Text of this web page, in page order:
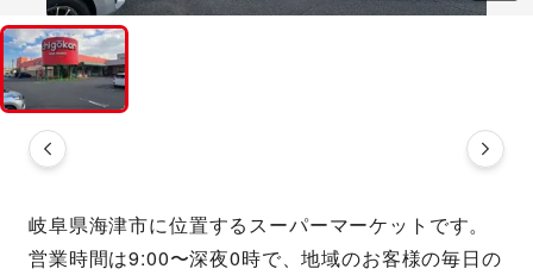
岐阜県海津市に位置するスーパーマーケットです。
営業時間は9:00〜深夜0時で、地域のお客様の毎日の